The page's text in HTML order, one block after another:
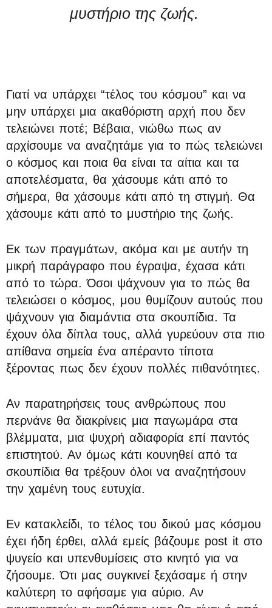
μυστήριο της ζωής.
Γιατί να υπάρχει “τέλος του κόσμου” και να
μην υπάρχει μια ακαθόριστη αρχή που δεν
τελειώνει ποτέ; Βέβαια, νιώθω πως αν
αρχίσουμε να αναζητάμε για το πώς τελειώνει
ο κόσμος και ποια θα είναι τα αίτια και τα
αποτελέσματα, θα χάσουμε κάτι από το
σήμερα, θα χάσουμε κάτι από τη στιγμή. Θα
χάσουμε κάτι από το μυστήριο της ζωής.
Εκ των πραγμάτων, ακόμα και με αυτήν τη
μικρή παράγραφο που έγραψα, έχασα κάτι
από το τώρα. Όσοι ψάχνουν για το πώς θα
τελειώσει ο κόσμος, μου θυμίζουν αυτούς που
ψάχνουν για διαμάντια στα σκουπίδια. Τα
έχουν όλα δίπλα τους, αλλά γυρεύουν στα πιο
απίθανα σημεία ένα απέραντο τίποτα
ξέροντας πως δεν έχουν πολλές πιθανότητες.
Αν παρατηρήσεις τους ανθρώπους που
περνάνε θα διακρίνεις μια παγωμάρα στα
βλέμματα, μια ψυχρή αδιαφορία επί παντός
επιστητού. Αν όμως κάτι κουνηθεί από τα
σκουπίδια θα τρέξουν όλοι να αναζητήσουν
την χαμένη τους ευτυχία.
Εν κατακλείδι, το τέλος του δικού μας κόσμου
έχει ήδη έρθει, αλλά εμείς βάζουμε post it στο
ψυγείο και υπενθυμίσεις στο κινητό για να
ζήσουμε. Ότι μας συγκινεί ξεχάσαμε ή στην
καλύτερη το αφήσαμε για αύριο. Αν